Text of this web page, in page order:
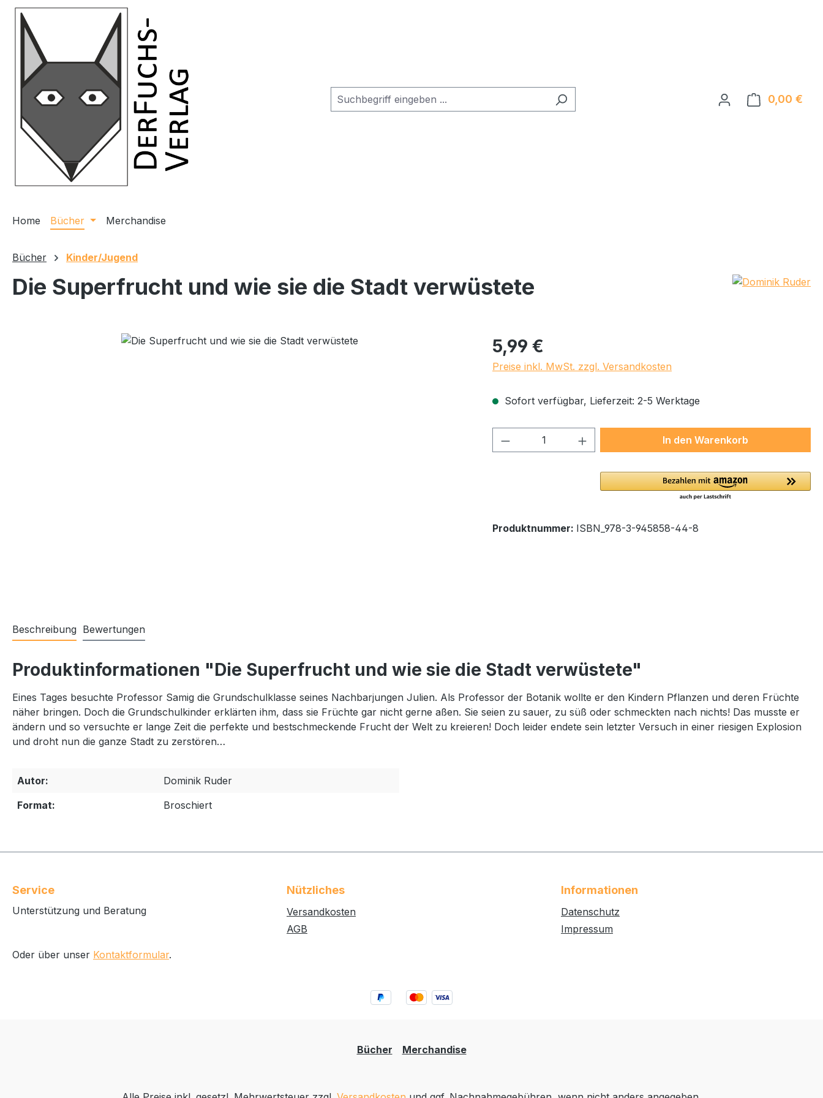
Hauptinhalt springen
Zur Suche springen
Zur Hauptnavigation springen
0,00 €
Home Bücher Merchandise
Bücher Kinder/Jugend
Die Superfrucht und wie sie die Stadt verwüstete
Bildergalerie überspringen Regulärer Preis:
5,99 €
Preise inkl. MwSt. zzgl. Versandkosten
Sofort verfügbar, Lieferzeit: 2-5 Werktage
Produkt Anzahl: Gib den gewünschten Wert
In den Warenkorb
Produktnummer: ISBN_978-3-945858-44-8
Beschreibung Bewertungen
Produktinformationen "Die Superfrucht und wie sie die Stadt verwüstete"
Eines Tages besuchte Professor Samig die Grundschulklasse seines Nachbarjungen Julien. Als Professor der Botanik wollte er den Kindern Pflanzen und deren Früchte
näher bringen. Doch die Grundschulkinder erklärten ihm, dass sie Früchte gar nicht gerne aßen. Sie seien zu sauer, zu süß oder schmeckten nach nichts! Das musste er
ändern und so versuchte er lange Zeit die perfekte und bestschmeckende Frucht der Welt zu kreieren! Doch leider endete sein letzter Versuch in einer riesigen Explosion
und droht nun die ganze Stadt zu zerstören…
Autor:
Dominik Ruder
Format:
Broschiert
Service
Unterstützung und Beratung
Oder über unser Kontaktformular.
Nützliches
Versandkosten
AGB
Informationen
Datenschutz
Impressum
Bücher Merchandise